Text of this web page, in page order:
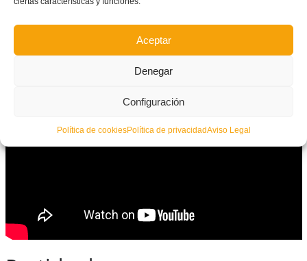
Aceptar
Denegar
Configuración
Política de cookiesPolítica de privacidadAviso Legal
— FFCV (@FFCV_info)November 5, 2023